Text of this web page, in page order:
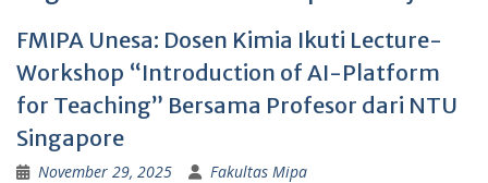
FMIPA Unesa: Dosen Kimia Ikuti Lecture-
Workshop “Introduction of AI-Platform
for Teaching” Bersama Profesor dari NTU
Singapore
November 29, 2025 Fakultas Mipa